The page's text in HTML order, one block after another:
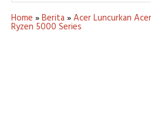
Home »Berita »Acer Luncurkan
Ryzen 5000 Series